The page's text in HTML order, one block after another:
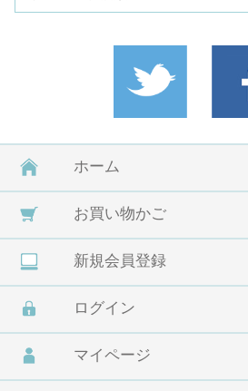
ホーム
お買い物かご
新規会員登録
ログイン
マイページ